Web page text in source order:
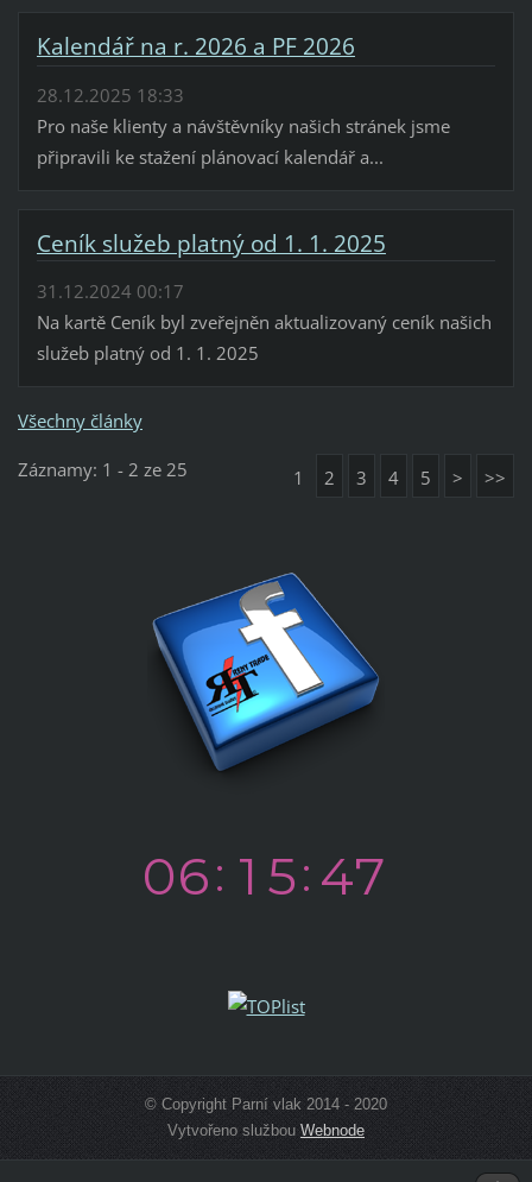
Kalendář na r. 2026 a PF 2026
28.12.2025 18:33
Pro naše klienty a návštěvníky našich stránek jsme
připravili ke stažení plánovací kalendář a...
Ceník služeb platný od 1. 1. 2025
31.12.2024 00:17
Na kartě Ceník byl zveřejněn aktualizovaný ceník našich
služeb platný od 1. 1. 2025
Všechny články
Záznamy: 1 - 2 ze 25 1 2 3 4 5 > >>
© Copyright Parní vlak 2014 - 2020
Vytvořeno službouWebnode